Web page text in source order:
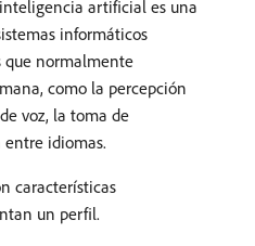
artificial es una
informáticos
que normalmente
como la percepción
voz, la toma de
idiomas.
características
un perfil.